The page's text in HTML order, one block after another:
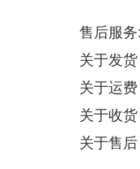
售后服务
关于发
关于运
关于收
关于售